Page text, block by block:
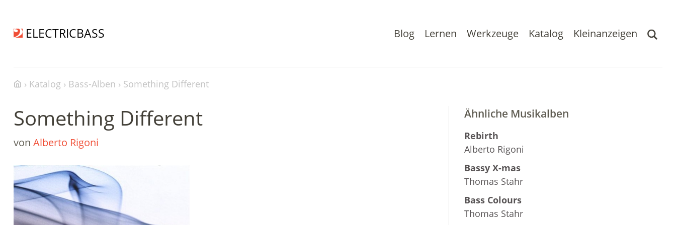
ELECTRICBASS Blog Lernen Werkzeuge Katalog Kleinanzeigen
Katalog Bass-Alben Something Different
Something Different
von Alberto Rigoni
Ähnliche Musikalben
Rebirth
Alberto Rigoni
Bassy X-mas
Thomas Stahr
Bass Colours
Thomas Stahr